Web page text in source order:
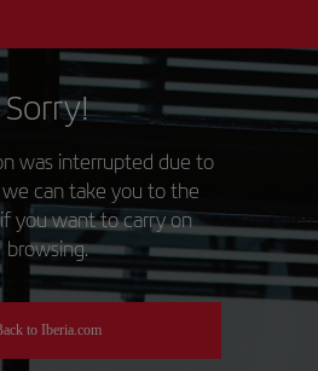
Sorry!
was interrupted due to
can take you to the
you want to carry on
browsing.
to Iberia.com